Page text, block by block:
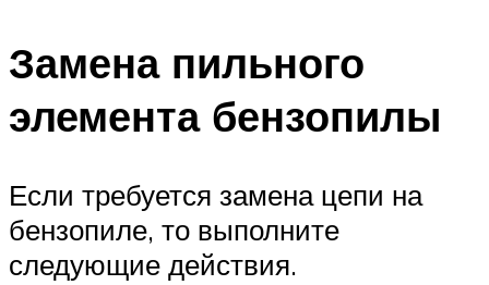
Замена пильного
элемента бензопилы
Если требуется замена цепи на
бензопиле, то выполните
следующие действия.